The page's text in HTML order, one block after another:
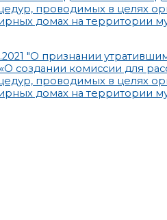
проводимых в целях
домах на территории
"О признании
создании комиссии для
проводимых в целях
домах на территории